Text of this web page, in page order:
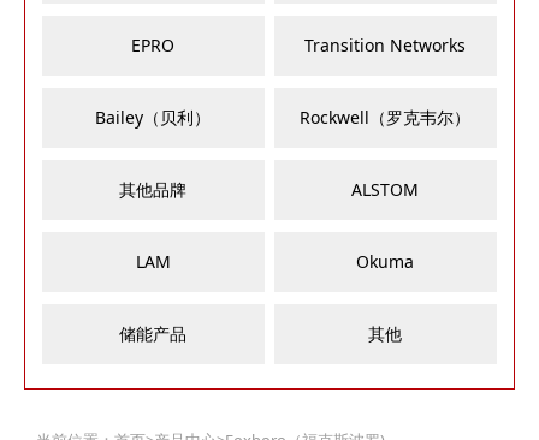
EPRO Transition Networks
Bailey（贝利） Rockwell（罗克韦尔）
其他品牌 ALSTOM
LAM Okuma
储能产品 其他